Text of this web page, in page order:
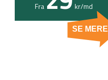
Fra kr/md
SE MERE